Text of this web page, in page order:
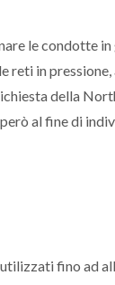
le condotte
reti in
della
al fine di
fino ad